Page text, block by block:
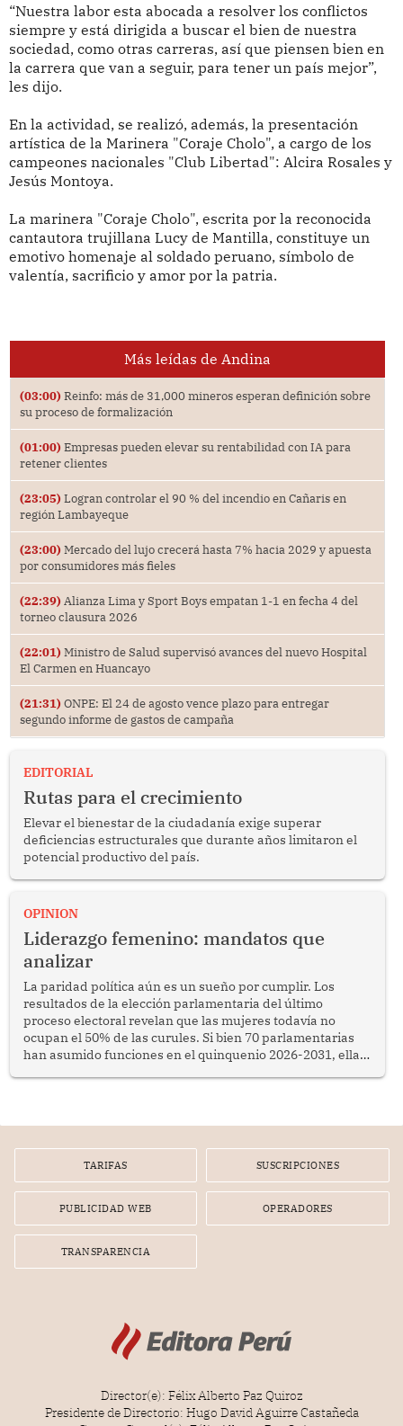
“Nuestra labor esta abocada a resolver los conflictos
siempre y está dirigida a buscar el bien de nuestra
sociedad, como otras carreras, así que piensen bien en
la carrera que van a seguir, para tener un país mejor”,
les dijo.
En la actividad, se realizó, además, la presentación
artística de la Marinera "Coraje Cholo", a cargo de los
campeones nacionales "Club Libertad": Alcira Rosales y
Jesús Montoya.
La marinera "Coraje Cholo", escrita por la reconocida
cantautora trujillana Lucy de Mantilla, constituye un
emotivo homenaje al soldado peruano, símbolo de
valentía, sacrificio y amor por la patria.
Más leídas de Andina
(03:00) Reinfo: más de 31,000 mineros esperan definición sobre
su proceso de formalización
(01:00) Empresas pueden elevar su rentabilidad con IA para
retener clientes
(23:05) Logran controlar el 90 % del incendio en Cañaris en
región Lambayeque
(23:00) Mercado del lujo crecerá hasta 7% hacia 2029 y apuesta
por consumidores más fieles
(22:39) Alianza Lima y Sport Boys empatan 1-1 en fecha 4 del
torneo clausura 2026
(22:01) Ministro de Salud supervisó avances del nuevo Hospital
El Carmen en Huancayo
(21:31) ONPE: El 24 de agosto vence plazo para entregar
segundo informe de gastos de campaña
EDITORIAL
Rutas para el crecimiento
Elevar el bienestar de la ciudadanía exige superar
deficiencias estructurales que durante años limitaron el
potencial productivo del país.
OPINION
Liderazgo femenino: mandatos que
analizar
La paridad política aún es un sueño por cumplir. Los
resultados de la elección parlamentaria del último
proceso electoral revelan que las mujeres todavía no
ocupan el 50% de las curules. Si bien 70 parlamentarias
han asumido funciones en el quinquenio 2026-2031, ellas
TARIFAS SUSCRIPCIONES
PUBLICIDAD WEB OPERADORES
TRANSPARENCIA
Director(e): Félix Alberto Paz Quiroz
Presidente de Directorio: Hugo David Aguirre Castañeda